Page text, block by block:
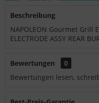
Beschreibung
NAPOLEON Gourmet
ELECTRODE ASSY REAR
Bewertungen
0
Bewertungen lesen,